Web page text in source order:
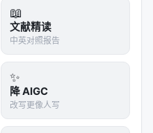
Multimodal Reasonin
Evaluation Board of
D…
📖
文献精读
中英对照报告
✨
降 AIGC
改写更像人写